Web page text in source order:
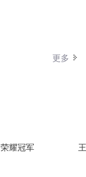
更多
荣耀冠军